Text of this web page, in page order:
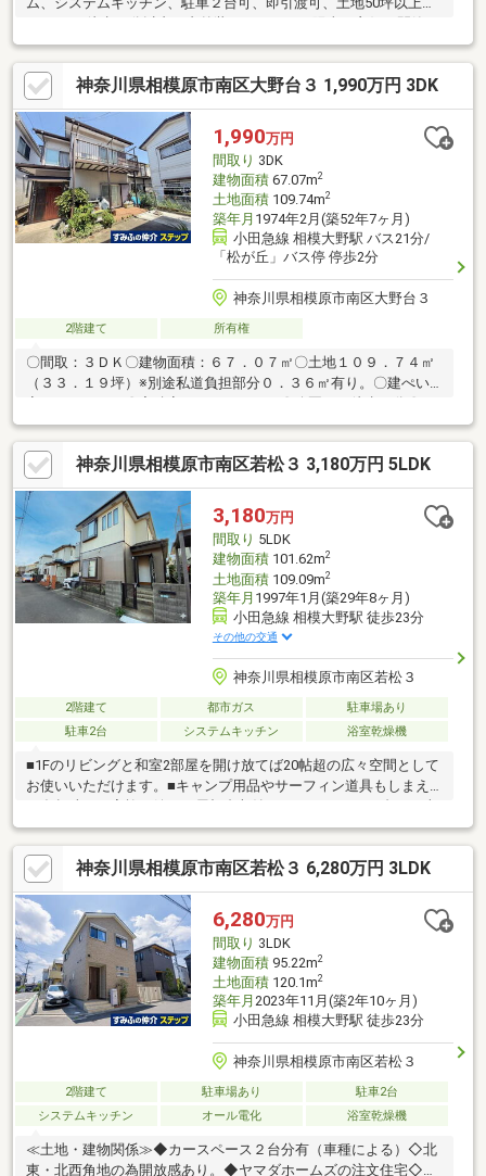
住宅地、ＬＤＫ１５畳以上、シャワー付洗面化粧台、ワイドバル
コニー、トイレ２ヶ所、浴室１坪以上、外装リフォーム、２階
建、フローリング張替、温水洗浄便座、床下収納、浴室に窓、リ
ノベーション、緑豊かな住宅地、前面棟無、通風良好、パントリ
ー（食器・食品の収納庫）、ウォークインクローゼット、全居室
６畳以上、全居室複層ガラスか複層サッシ、都市ガス、全室２面
採光、小学校 徒歩10分以内、食器洗乾燥機、周辺交通量少なめ、
隣家との間隔が大きい、
神奈川県相模原市南区大野台３ 1,990万円 3DK
1,990万円
間取り 3DK
建物面積67.07m2
土地面積109.74m2
築年月 1974年2月(築52年7ヶ月)
小田急線 相模大野駅 バス21分/
「松が丘」バス停 停歩2分
神奈川県相模原市南区大野台３
2階建て 所有権
〇間取：３ＤＫ〇建物面積：６７．０７㎡〇土地１０９．７４㎡
（３３．１９坪）※別途私道負担部分０．３６㎡有り。〇建ぺい
率 ： ６０％〇容積率 ：１６０％〇公園まで徒歩４分〇コ
ンビニまで徒歩６分〇室内丁寧にご利用です。〇リフォーム履歴
有◆全室フローリング交換◆キッチン交換◆洗面台交換◆全居室
クロス交換◆全室建具交換◆下駄箱交換
神奈川県相模原市南区若松３ 3,180万円 5LDK
3,180万円
間取り 5LDK
建物面積101.62m2
土地面積109.09m2
築年月 1997年1月(築29年8ヶ月)
小田急線 相模大野駅 徒歩23分
その他の交通
神奈川県相模原市南区若松３
2階建て 都市ガス
駐車場あり
駐車2台
システムキッチン 浴室乾燥機
■1Fのリビングと和室2部屋を開け放てば20帖超の広々空間として
お使いいただけます。■キャンプ用品やサーフィン道具もしまえ
種による）。■毎日のお買物に便利なスーパー、ドラッグストア
や小・中学校も近く、生活便利な住環境です。
神奈川県相模原市南区若松３ 6,280万円 3LDK
6,280万円
間取り 3LDK
建物面積95.22m2
土地面積120.1m2
築年月 2023年11月(築2年10ヶ月)
小田急線 相模大野駅 徒歩23分
神奈川県相模原市南区若松３
2階建て 駐車場あり
駐車2台
システムキッチン
オール電化 浴室乾燥機
≪土地・建物関係≫◆カースペース２台分有（車種による）◇北
東・北西角地の為開放感あり。◆ヤマダホームズの注文住宅◇令